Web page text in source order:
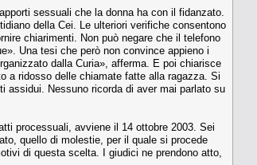
sessuali che la donna ha con il fidanzato.
della Cei. Le ulteriori verifiche consentono
chiarimenti. Non può negare che il telefono
Una tesi che però non convince appieno i
dal­la Curia», afferma. E poi chiarisce
a ridosso delle chia­mate fatte alla ragazza. Si
assidui. Nessuno ricorda di aver mai parlato su
processuali, avviene il 14 ottobre 2003. Sei
quello di molestie, per il quale si procede
di questa scelta. I giudici ne prendono atto,